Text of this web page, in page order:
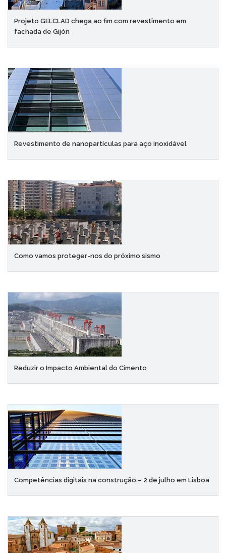
Projeto GELCLAD chega ao fim com revestimento em
fachada de Gijón
Revestimento de nanopartículas para aço inoxidável
Como vamos proteger-nos do próximo sismo
Reduzir o Impacto Ambiental do Cimento
Competências digitais na construção – 2 de julho em Lisboa